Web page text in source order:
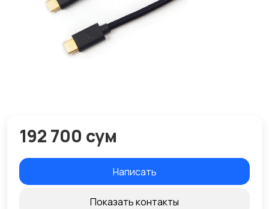
192 700 сум
Написать
Показать контакты